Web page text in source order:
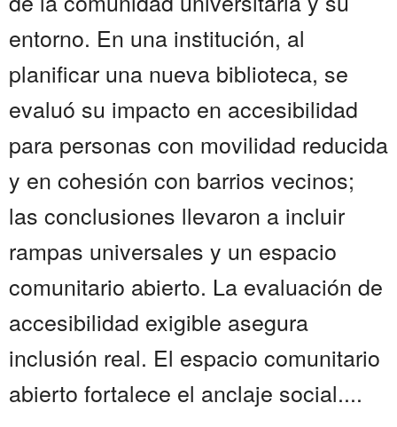
entorno. En una institución, al
planificar una nueva biblioteca, se
evaluó su impacto en accesibilidad
para personas con movilidad reducida
y en cohesión con barrios vecinos;
las conclusiones llevaron a incluir
rampas universales y un espacio
comunitario abierto. La evaluación de
accesibilidad exigible asegura
inclusión real. El espacio comunitario
abierto fortalece el anclaje social....